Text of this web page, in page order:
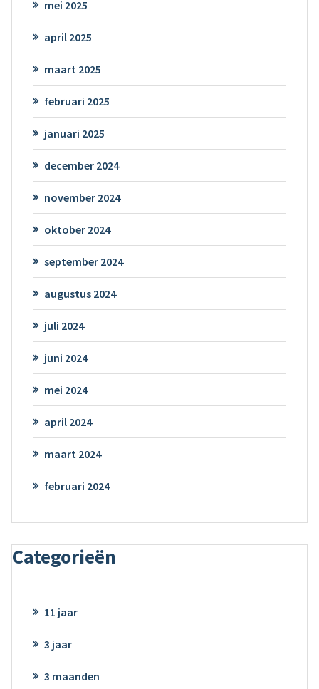
mei 2025
april 2025
maart 2025
februari 2025
januari 2025
december 2024
november 2024
oktober 2024
september 2024
augustus 2024
juli 2024
juni 2024
mei 2024
april 2024
maart 2024
februari 2024
Categorieën
11 jaar
3 jaar
3 maanden